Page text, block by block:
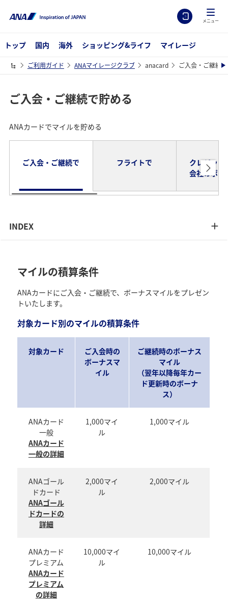
メニュー
トップ 国内 海外 ショッピング&ライフ マイレージ
ご利用ガイド ANAマイレージクラブ anacard ご入会・ご継続
ご入会・ご継続で貯める
ANAカードでマイルを貯める
ご入会・ご継続で フライトで
クレジット
会社のポイ
INDEX
マイルの積算条件
ANAカードにご入会・ご継続で、ボーナスマイルをプレゼン
トいたします。
対象カード別のマイルの積算条件
対象カード
ご入会時の
ボーナスマ
イル
ご継続時のボーナス
マイル
（翌年以降毎年カー
ド更新時のボーナ
ス）
ANAカード
一般
ANAカード
一般の詳細
1,000マイ
ル
1,000マイル
ANAゴール
ドカード
ANAゴール
ドカードの
詳細
2,000マイ
ル
2,000マイル
ANAカード
プレミアム
ANAカード
プレミアム
の詳細
10,000マイ
ル
10,000マイル